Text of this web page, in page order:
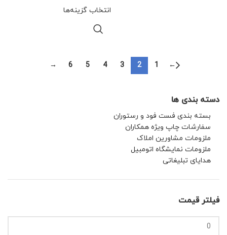
دسته بندی ها
بسته بندی فست فود و رستوران
سفارشات چاپ ویژه همکاران
ملزومات مشاورین املاک
ملزومات نمایشگاه اتومبیل
هدایای تبلیغاتی
فیلتر قیمت
انتخاب گزینه‌ها
←
1
2
3
4
5
6
→